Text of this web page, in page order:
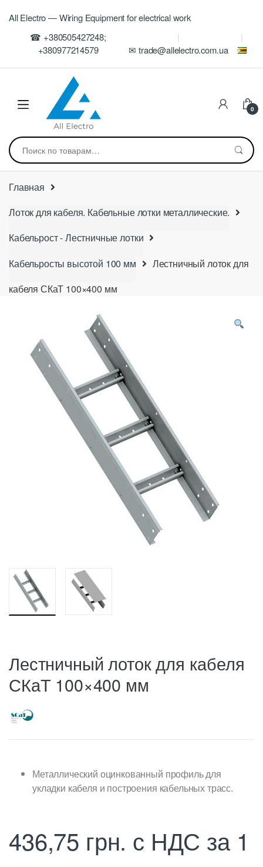
navigation
All Electro — Wiring Equipment for electrical work
☎ +380505427248;
+380977214579
✉ trade@allelectro.com.ua
0
Искать:
Главная
Лоток для кабеля. Кабельные лотки металлические.
Кабельрост - Лестничные лотки
Кабельросты высотой 100 мм
Лестничный лоток для
кабеля СКаТ 100×400 мм
Лестничный лоток для кабеля
СКаТ 100×400 мм
Металлический оцинкованный профиль для
укладки кабеля и построения кабельных трасс.
436,75 грн. с НДС за 1